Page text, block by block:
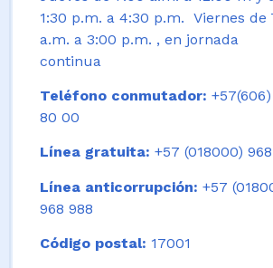
1:30 p.m. a 4:30 p.m. Viernes de
a.m. a 3:00 p.m. , en jornada
continua
Teléfono conmutador:
80 00
Línea gratuita: +57 (018000)
Línea anticorrupción: +57
968 988
Código postal: 17001